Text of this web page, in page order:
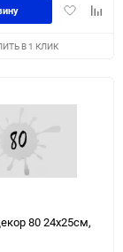
Добавить
В 1 КЛИК
80 24x25см,